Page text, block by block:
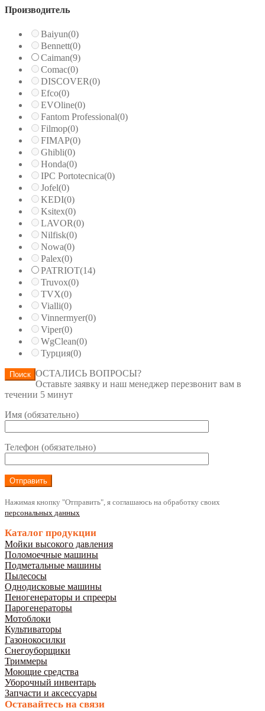
Производитель
Baiyun(0)
Bennett(0)
Caiman(9)
Comac(0)
DISCOVER(0)
Efco(0)
EVOline(0)
Fantom Professional(0)
Filmop(0)
FIMAP(0)
Ghibli(0)
Honda(0)
IPC Portotecnica(0)
Jofel(0)
KEDI(0)
Ksitex(0)
LAVOR(0)
Nilfisk(0)
Nowa(0)
Palex(0)
PATRIOT(14)
Truvox(0)
TVX(0)
Vialli(0)
Vinnermyer(0)
Viper(0)
WgClean(0)
Турция(0)
Поиск ОСТАЛИСЬ ВОПРОСЫ?
Оставьте заявку и наш менеджер перезвонит вам в
течении 5 минут
Имя (обязательно)
Телефон (обязательно)
Нажимая кнопку "Отправить", я соглашаюсь на обработку своих
персональных данных
Каталог продукции
Мойки высокого давления
Поломоечные машины
Подметальные машины
Пылесосы
Однодисковые машины
Пеногенераторы и спрееры
Парогенераторы
Мотоблоки
Культиваторы
Газонокосилки
Снегоуборщики
Триммеры
Моющие средства
Уборочный инвентарь
Запчасти и аксессуары
Оставайтесь на связи